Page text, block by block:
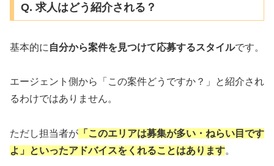
Q. 求人はどう紹介される？
基本的に 自分から案件を見つけて応募するスタイルです。
エージェント側から「この案件どうですか？」と紹介され
るわけではありません。
ただし担当者が 「このエリアは募集が多い・ねらい目です
よ」といったアドバイスをくれることはあります。